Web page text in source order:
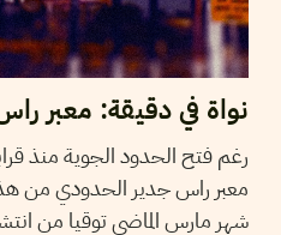
نواة في دقيقة: معبر
رغم فتح الحدود الجوية منذ
معبر راس جدير الحدودي من
شهر مارس الماضي توقيا من